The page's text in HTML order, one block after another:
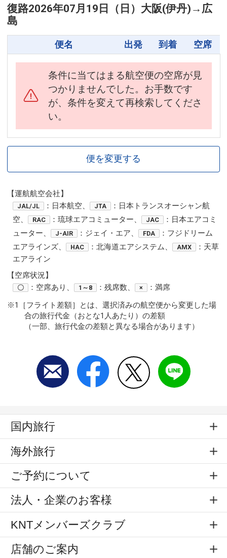
復路2026年07月19日（日） 大阪(伊丹) → 広
島
便名 出発 到着 空席
条件に当てはまる航空便の空席が見
つかりませんでした。お手数です
が、条件を変えて再検索してくださ
い。
便を変更する
【運航航空会社】
JAL/JL ：日本航空、 JTA
：日本トランスオーシャン航
空、
RAC ：琉球エアコミューター、 JAC
：日本エアコミ
ューター、
J-AIR ：ジェイ・エア、 FDA
：フジドリーム
エアラインズ、
HAC ：北海道エアシステム、 AMX
：天草
エアライン
【空席状況】
〇 ：空席あり、 1～8 ：残席数、 ×
：満席
※1［フライト差額］とは、選択済みの航空便から変更した場
合の旅行代金（おとな1人あたり）の差額
（一部、旅行代金の差額と異なる場合があります）
国内旅行
海外旅行
ご予約について
法人・企業のお客様
KNTメンバーズクラブ
店舗のご案内